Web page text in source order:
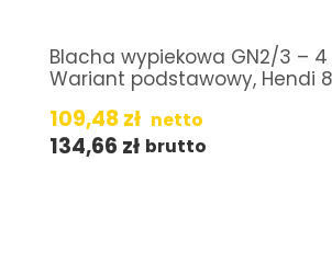
Blacha wypiekowa GN2/3 –
Wariant podstawowy, Hendi
109,48zł netto
134,66 zł brutto